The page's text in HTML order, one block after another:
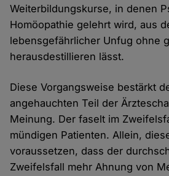
Weiterbildungskurse, in denen
Homöopathie gelehrt wird, aus
lebensgefährlicher Unfug ohne
herausdestillieren lässt.
Diese Vorgangsweise bestärkt
angehauchten Teil der
Meinung. Der faselt im
mündigen Patienten. Allein,
voraussetzen, dass der
Zweifelsfall mehr Ahnung von